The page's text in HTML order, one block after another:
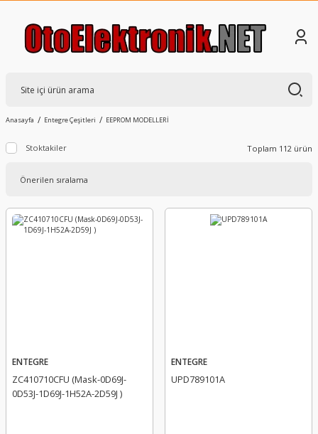
Anasayfa Entegre Çeşitleri EEPROM MODELLERİ
Stoktakiler Toplam 112 ürün
ENTEGRE
ZC410710CFU (Mask-0D69J-
0D53J-1D69J-1H52A-2D59J )
ENTEGRE
UPD789101A